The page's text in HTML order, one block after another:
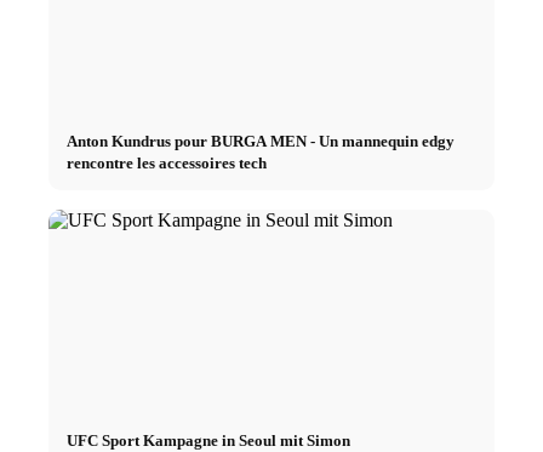
Anton Kundrus pour BURGA MEN - Un mannequin edgy
rencontre les accessoires tech
UFC Sport Kampagne in Seoul mit Simon